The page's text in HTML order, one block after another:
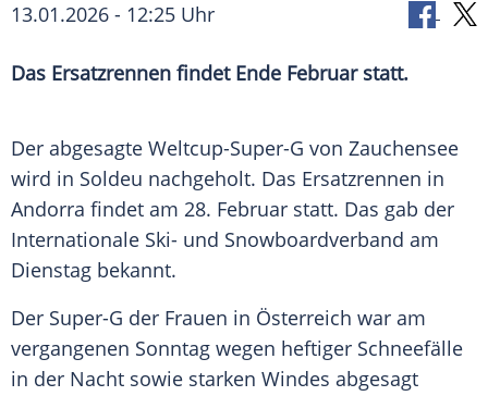
13.01.2026 - 12:25 Uhr
Das Ersatzrennen findet Ende Februar statt.
Der abgesagte Weltcup-Super-G von Zauchensee
wird in Soldeu nachgeholt. Das Ersatzrennen in
Andorra findet am 28. Februar statt. Das gab der
Internationale Ski- und Snowboardverband am
Dienstag bekannt.
Der Super-G der Frauen in Österreich war am
vergangenen Sonntag wegen heftiger Schneefälle
in der Nacht sowie starken Windes abgesagt